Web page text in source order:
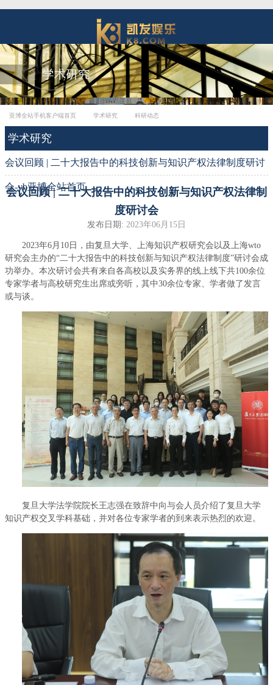
亚博全站手机客户端首页 学术研究 科研动态
学术研究
会议回顾 | 二十大报告中的科技创新与知识产权法律制度研讨
会-yb亚博全站首页
会议回顾 | 二十大报告中的科技创新与知识产权法律制
度研讨会
发布日期: 2023年06月15日
2023年6月10日，由复旦大学、上海知识产权研究会以及上海wto
研究会主办的“二十大报告中的科技创新与知识产权法律制度”研讨会成
功举办。本次研讨会共有来自各高校以及实务界的线上线下共100余位
专家学者与高校研究生出席或旁听，其中30余位专家、学者做了发言
或与谈。
复旦大学法学院院长王志强在致辞中向与会人员介绍了复旦大学
知识产权交叉学科基础，并对各位专家学者的到来表示热烈的欢迎。